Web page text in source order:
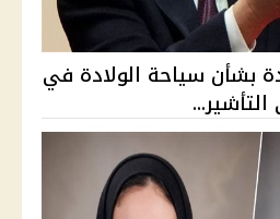
بشأن سياحة الولادة في